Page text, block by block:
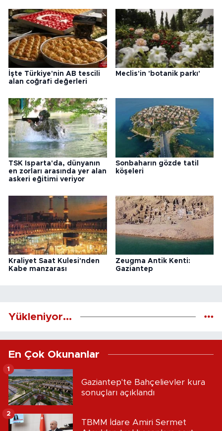
İşte Türkiye'nin AB tescili
alan coğrafi değerleri
Meclis'in 'botanik parkı'
TSK Isparta'da, dünyanın
en zorları arasında yer alan
askeri eğitimi veriyor
Sonbaharın gözde tatil
köşeleri
Kraliyet Saat Kulesi'nden
Kabe manzarası
Zeugma Antik Kenti:
Gaziantep
Yükleniyor...
En Çok Okunanlar
Gaziantep'te Bahçelievler kura
sonuçları açıklandı
1
TBMM İdare Amiri Sermet
2